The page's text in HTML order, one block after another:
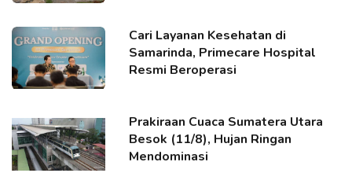
Cari Layanan Kesehatan di
Samarinda, Primecare Hospital
Resmi Beroperasi
Prakiraan Cuaca Sumatera Utara
Besok (11/8), Hujan Ringan
Mendominasi